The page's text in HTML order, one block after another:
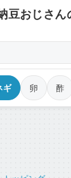
豆おじさん
レ
ギ 卵 酢